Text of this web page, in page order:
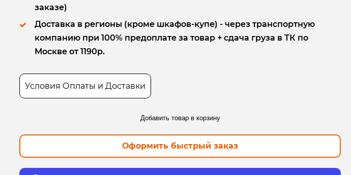
заказе)
Доставка в регионы (кроме шкафов-купе) - через транспортную
компанию при 100% предоплате за товар + сдача груза в ТК по
Москве от 1190р.
Условия Оплаты и Доставки
Добавить товар в корзину
Оформить быстрый заказ